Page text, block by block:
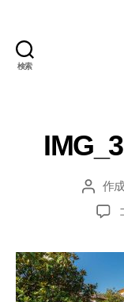
検索
投
稿
作